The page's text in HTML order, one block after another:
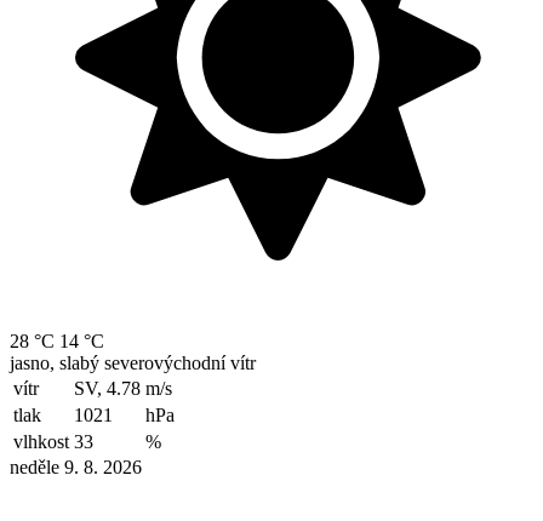
28 °C 14 °C
jasno, slabý severovýchodní vítr
vítr
SV, 4.78 m/s
tlak
1021
hPa
vlhkost 33
%
neděle 9. 8. 2026